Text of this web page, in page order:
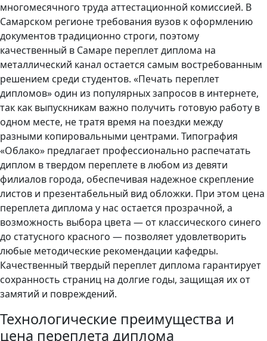
многомесячного труда аттестационной комиссией. В
Самарском регионе требования вузов к оформлению
документов традиционно строги, поэтому
качественный в Самаре переплет диплома на
металлический канал остается самым востребованным
решением среди студентов. «Печать переплет
дипломов» один из популярных запросов в интернете,
так как выпускникам важно получить готовую работу в
одном месте, не тратя время на поездки между
разными копировальными центрами. Типография
«Облако» предлагает профессионально распечатать
диплом в твердом переплете в любом из девяти
филиалов города, обеспечивая надежное скрепление
листов и презентабельный вид обложки. При этом цена
переплета диплома у нас остается прозрачной, а
возможность выбора цвета — от классического синего
до статусного красного — позволяет удовлетворить
любые методические рекомендации кафедры.
Качественный твердый переплет диплома гарантирует
сохранность страниц на долгие годы, защищая их от
замятий и повреждений.
Технологические преимущества и
цена переплета диплома